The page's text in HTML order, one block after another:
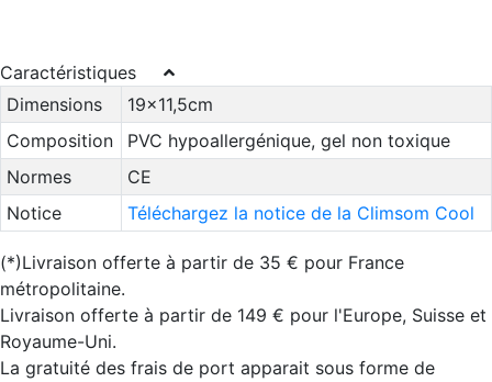
Caractéristiques
Dimensions
19x11,5cm
Composition
PVC hypoallergénique, gel non toxique
Normes
CE
Notice
Téléchargez la notice de la Climsom Cool
(*)Livraison offerte à partir de 35 € pour France
métropolitaine.
Livraison offerte à partir de 149 € pour l'Europe, Suisse et
Royaume-Uni.
La gratuité des frais de port apparait sous forme de